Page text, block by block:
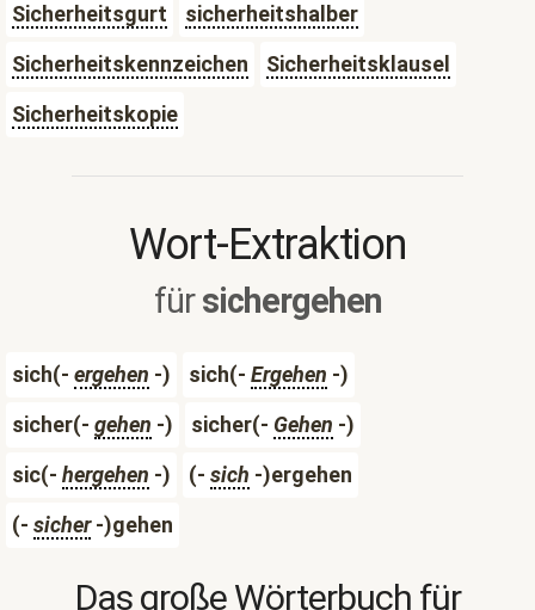
Sicherheitsgurt
sicherheitshalber
Sicherheitskennzeichen
Sicherheitsklausel
Sicherheitskopie
Wort-Extraktion
fürsichergehen
sich(- ergehen -) sich(- Ergehen -)
sicher(- gehen -) sicher(- Gehen -)
sic(- hergehen -) (- sich -)ergehen
(- sicher-)gehen
Das große Wörterbuch für